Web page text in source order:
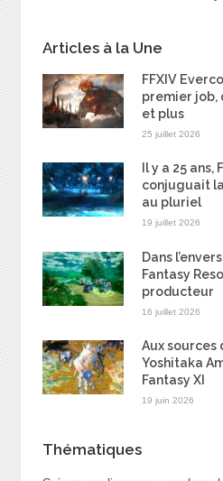
Articles à la Une
FFXIV
premier job,
et plus
25 juillet 2026
Il y a 25 ans,
conjuguait
au pluriel
19 juillet 2026
Dans
Fantasy
producteur
16 juillet 2026
Aux sources
Yoshitaka
Fantasy XI
19 juin 2026
Thématiques